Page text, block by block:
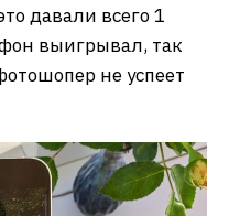
давали всего 1
выигрывал, так
не успеет